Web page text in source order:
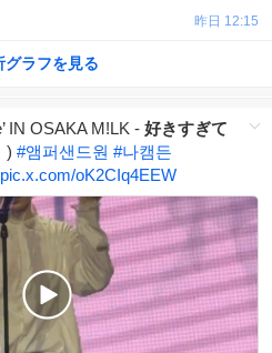
昨日 12:15
グラフを見る
IN OSAKA M!LK - 好きすぎて
) #앰퍼샌드원 #나캠든
pic.x.com/oK2CIq4EEW